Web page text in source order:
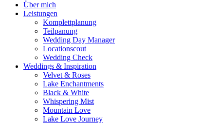
Über mich
Leistungen
Komplettplanung
Teilpanung
Wedding Day Manager
Locationscout
Wedding Check
Weddings & Inspiration
Velvet & Roses
Lake Enchantments
Black & White
Whispering Mist
Mountain Love
Lake Love Journey